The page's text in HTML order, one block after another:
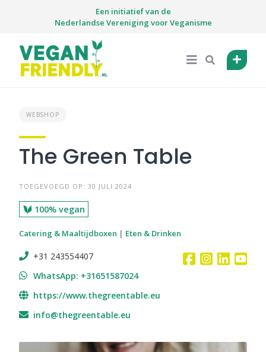
Een initiatief van de
Nederlandse Vereniging voor Veganisme
WEBSHOP
The Green Table
TOEGEVOEGD OP: 30 JULI 2024
100% vegan
Catering & Maaltijdboxen | Eten & Drinken
+31 243554407
WhatsApp: +31651587024
https://www.thegreentable.eu
info@thegreentable.eu